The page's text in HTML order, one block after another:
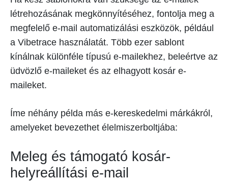
létrehozásának megkönnyítéséhez, fontolja meg a
megfelelő e-mail automatizálási eszközök, például
a Vibetrace használatát. Több ezer sablont
kínálnak különféle típusú e-mailekhez, beleértve az
üdvözlő e-maileket és az elhagyott kosár e-
maileket.
Íme néhány példa más e-kereskedelmi márkákról,
amelyeket bevezethet élelmiszerboltjába:
Meleg és támogató kosár-
helyreállítási e-mail